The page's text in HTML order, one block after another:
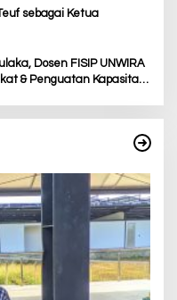
sebagai Ketua
Dosen FISIP UNWIRA
& Penguatan Kapasitas